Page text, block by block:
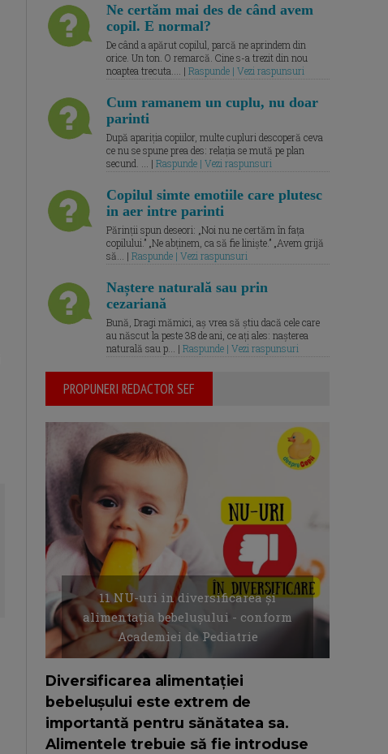
Ne certăm mai des de când avem
copil. E normal?
De când a apărut copilul, parcă ne aprindem din
orice. Un ton. O remarcă. Cine s-a trezit din nou
noaptea trecuta.... | Raspunde | Vezi raspunsuri
Cum ramanem un cuplu, nu doar
parinti
După apariția copiilor, multe cupluri descoperă ceva
ce nu se spune prea des: relația se mută pe plan
secund. ... | Raspunde | Vezi raspunsuri
Copilul simte emotiile care plutesc
in aer intre parinti
Părinții spun deseori: „Noi nu ne certăm în fața
copilului.” „Ne abținem, ca să fie liniște.” „Avem grijă
să... | Raspunde | Vezi raspunsuri
Naștere naturală sau prin
cezariană
Bună, Dragi mămici, aș vrea să știu dacă cele care
au născut la peste 38 de ani, ce ați ales: nașterea
naturală sau p... | Raspunde | Vezi raspunsuri
PROPUNERI REDACTOR SEF
11 NU-uri in diversificarea și
alimentația bebelușului - conform
Academiei de Pediatrie
Diversificarea alimentației
bebelușului este extrem de
importantă pentru sănătatea sa.
Alimentele trebuie să fie introduse